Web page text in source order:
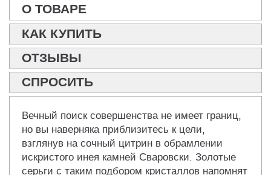
О ТОВАРЕ
КАК КУПИТЬ
ОТЗЫВЫ
СПРОСИТЬ
Вечный поиск совершенства не имеет границ,
но вы наверняка приблизитесь к цели,
взглянув на сочный цитрин в обрамлении
искристого инея камней Сваровски. Золотые
серьги с таким подбором кристаллов напомнят